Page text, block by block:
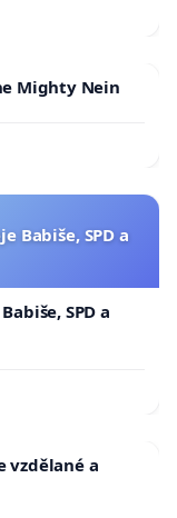
Mighty Nein
Babiše, SPD a
SPD a
vzdělané a